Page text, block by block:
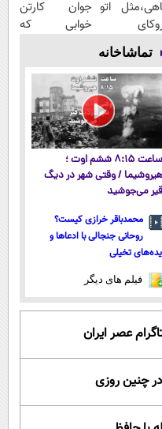
اتو جوان کارتن
خوابی که
تماشاخانه
ساعت ۸:۱۵ ششم اوت ؛
هیروشیما / وقتی شهر در دیگ
قیر می‌جوشید
محمدباقر خرازی کیست؟
روحانی جنجالی با ادعاها و
تخیلی
فیلم های دیگر
عصر ایران